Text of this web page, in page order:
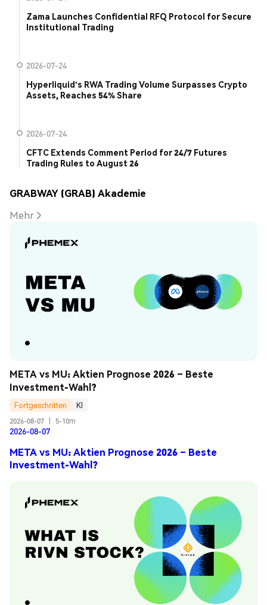
Zama Launches Confidential RFQ Protocol for Secure
Institutional Trading
2026-07-24
Hyperliquid's RWA Trading Volume Surpasses Crypto
Assets, Reaches 54% Share
2026-07-24
CFTC Extends Comment Period for 24/7 Futures
Trading Rules to August 26
GRABWAY (GRAB) Akademie
Mehr
META vs MU: Aktien Prognose 2026 – Beste
Investment-Wahl?
Fortgeschritten
KI
2026-08-07
5-10m
2026-08-07
META vs MU: Aktien Prognose 2026 – Beste
Investment-Wahl?